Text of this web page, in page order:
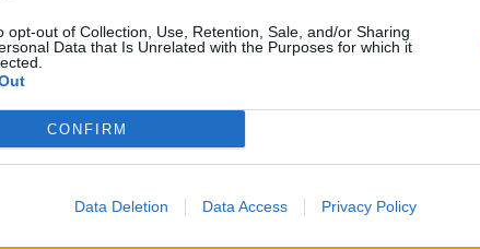
opt-out of Collection, Use, Retention, Sale, and/or Sharing
Data that Is Unrelated with the Purposes for which it
CONFIRM
Data Deletion Data Access Privacy Policy
al Buscadero Day di Ternate
da Gianfranco D’Adda, Joselito Carboni, Viki Ferrara, Dan
dall’ultimo album “L’improvviso”
a Castellanza: un anno di lavori. Si
e corso Matteotti